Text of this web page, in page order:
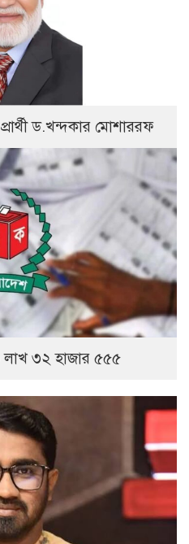
ড.খন্দকার মোশাররফ
৩২ হাজার ৫৫৫